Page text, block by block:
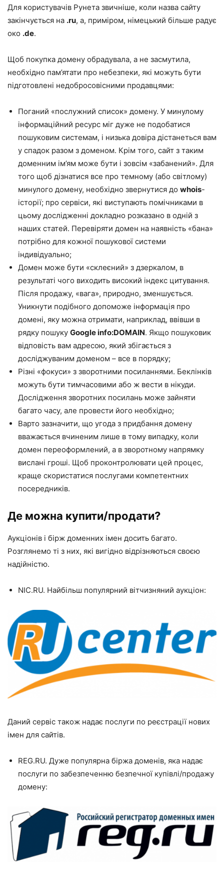
Для користувачів Рунета звичніше, коли назва сайту
закінчується на .ru, а, приміром, німецький більше радує
око .de.
Щоб покупка домену обрадувала, а не засмутила,
необхідно пам’ятати про небезпеки, які можуть бути
підготовлені недобросовісними продавцями:
Поганий «послужний список» домену. У минулому
інформаційний ресурс міг дуже не подобатися
пошуковим системам, і низька довіра дістанеться вам
у спадок разом з доменом. Крім того, сайт з таким
доменним ім’ям може бути і зовсім «забанений». Для
того щоб дізнатися все про темному (або світлому)
минулого домену, необхідно звернутися до whois-
історії; про сервіси, які виступають помічниками в
цьому дослідженні докладно розказано в одній з
наших статей. Перевіряти домен на наявність «бана»
потрібно для кожної пошукової системи
індивідуально;
Домен може бути «склеєний» з дзеркалом, в
результаті чого виходить високий індекс цитування.
Після продажу, «вага», природно, зменшується.
Уникнути подібного допоможе інформація про
домені, яку можна отримати, наприклад, ввівши в
рядку пошуку Google info:DOMAIN. Якщо пошуковик
відповість вам адресою, який збігається з
досліджуваним доменом – все в порядку;
Різні «фокуси» з зворотними посиланнями. Беклінків
можуть бути тимчасовими або ж вести в нікуди.
Дослідження зворотних посилань може зайняти
багато часу, але провести його необхідно;
Варто зазначити, що угода з придбання домену
вважається вчиненим лише в тому випадку, коли
домен переоформлений, а в зворотному напрямку
вислані гроші. Щоб проконтролювати цей процес,
краще скористатися послугами компетентних
посередників.
Де можна купити/продати?
Аукціонів і бірж доменних імен досить багато.
Розглянемо ті з них, які вигідно відрізняються своєю
надійністю.
NIC.RU. Найбільш популярний вітчизняний аукціон:
Даний сервіс також надає послуги по реєстрації нових
імен для сайтів.
REG.RU. Дуже популярна біржа доменів, яка надає
послуги по забезпеченню безпечної купівлі/продажу
домену: